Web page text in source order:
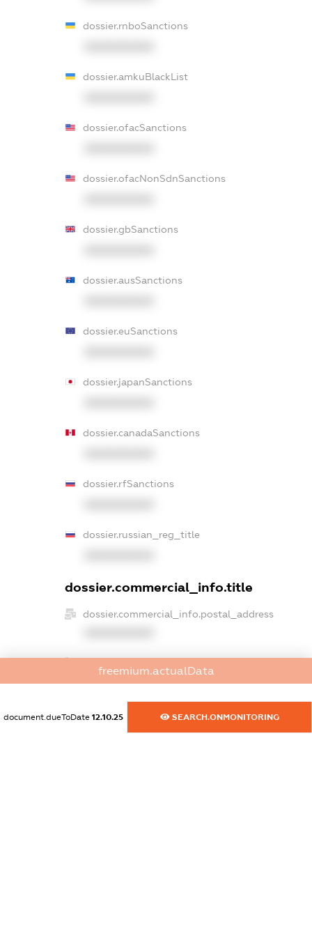
dossier.rnboSanctions
dossier.amkuBlackList
dossier.ofacSanctions
dossier.ofacNonSdnSanctions
dossier.gbSanctions
dossier.ausSanctions
dossier.euSanctions
dossier.japanSanctions
dossier.canadaSanctions
dossier.rfSanctions
dossier.russian_reg_title
dossier.commercial_info.title
dossier.commercial_info.postal_address
XXXXXXXXXX
dossier.commercial_info.fax
XXXXXXXXXX
freemium.actualData
document.dueToDate 12.10.25 SEARCH.ONMONITORING